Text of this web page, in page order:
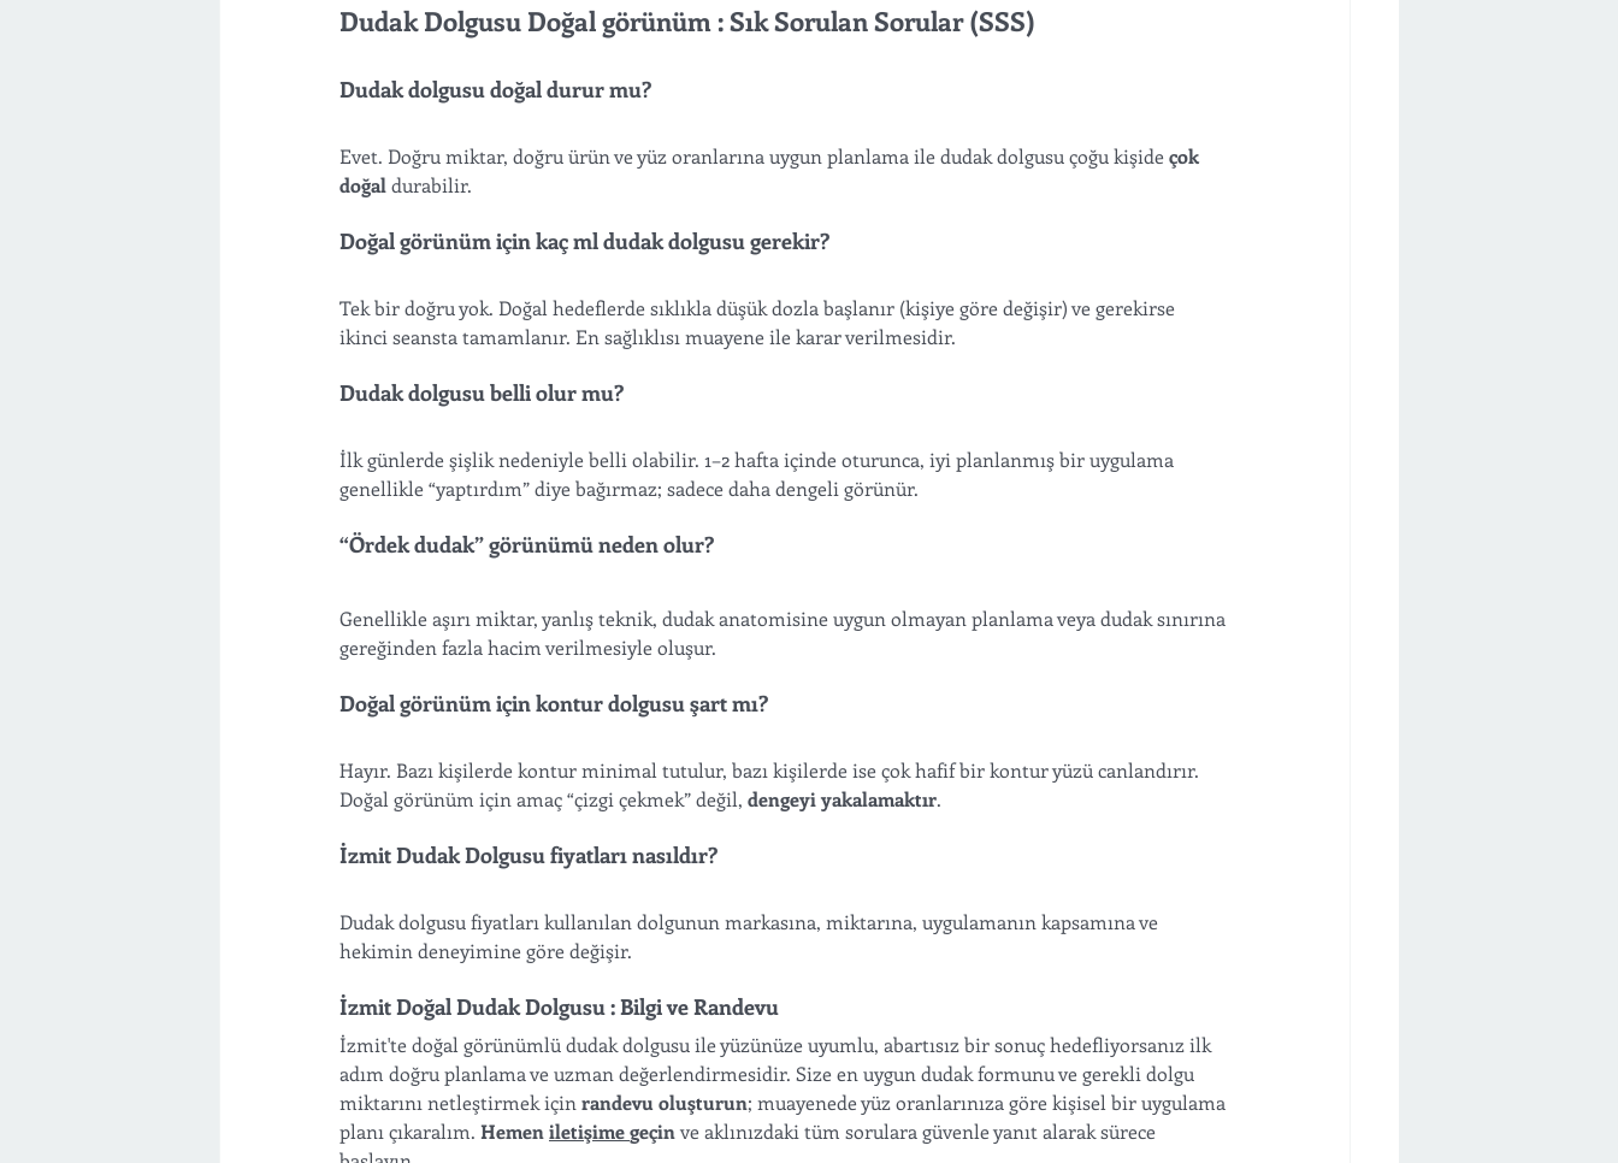
Dudak Dolgusu Doğal görünüm : Sık Sorulan Sorular (SSS)
Dudak dolgusu doğal durur mu?
Evet. Doğru miktar, doğru ürün ve yüz oranlarına uygun planlama ile dudak dolgusu çoğu kişide çok
doğal durabilir.
Doğal görünüm için kaç ml dudak dolgusu gerekir?
Tek bir doğru yok. Doğal hedeflerde sıklıkla düşük dozla başlanır (kişiye göre değişir) ve gerekirse
ikinci seansta tamamlanır. En sağlıklısı muayene ile karar verilmesidir.
Dudak dolgusu belli olur mu?
İlk günlerde şişlik nedeniyle belli olabilir. 1–2 hafta içinde oturunca, iyi planlanmış bir uygulama
genellikle “yaptırdım” diye bağırmaz; sadece daha dengeli görünür.
“Ördek dudak” görünümü neden olur?
Genellikle aşırı miktar, yanlış teknik, dudak anatomisine uygun olmayan planlama veya dudak sınırına
gereğinden fazla hacim verilmesiyle oluşur.
Doğal görünüm için kontur dolgusu şart mı?
Hayır. Bazı kişilerde kontur minimal tutulur, bazı kişilerde ise çok hafif bir kontur yüzü canlandırır.
Doğal görünüm için amaç “çizgi çekmek” değil, dengeyi yakalamaktır.
İzmit Dudak Dolgusu fiyatları nasıldır?
Dudak dolgusu fiyatları kullanılan dolgunun markasına, miktarına, uygulamanın kapsamına ve
hekimin deneyimine göre değişir.
İzmit Doğal Dudak Dolgusu : Bilgi ve Randevu
İzmit'te doğal görünümlü dudak dolgusu ile yüzünüze uyumlu, abartısız bir sonuç hedefliyorsanız ilk
adım doğru planlama ve uzman değerlendirmesidir. Size en uygun dudak formunu ve gerekli dolgu
miktarını netleştirmek için randevu oluşturun; muayenede yüz oranlarınıza göre kişisel bir uygulama
planı çıkaralım. Hemen iletişime geçin ve aklınızdaki tüm sorulara güvenle yanıt alarak sürece